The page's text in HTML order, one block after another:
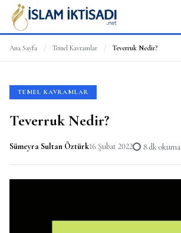
Ana Sayfa / Temel Kavramlar / Teverruk Nedir?
TEMEL KAVRAMLAR
Teverruk Nedir?
Sümeyra Sultan Öztürk16 Şubat 2022 8 dk okuma